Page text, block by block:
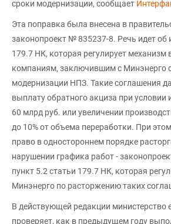
сроки модернизации, сообщает
Эта поправка была внесена в
законопроект № 835237-8. Речь идет об
179.7 НК, которая регулирует механизм
компаниям, заключившим с Минэнерго
модернизации НПЗ. Такие соглашения
выплату обратного акциза при условии
60 млрд руб. или увеличении
до 10% от объема переработки. При
право в одностороннем порядке
нарушении графика работ -
пункт 5.2 статьи 179.7 НК, которая
Минэнерго по расторжению таких
В действующей редакции министерство
проверяет, как в предыдущем году